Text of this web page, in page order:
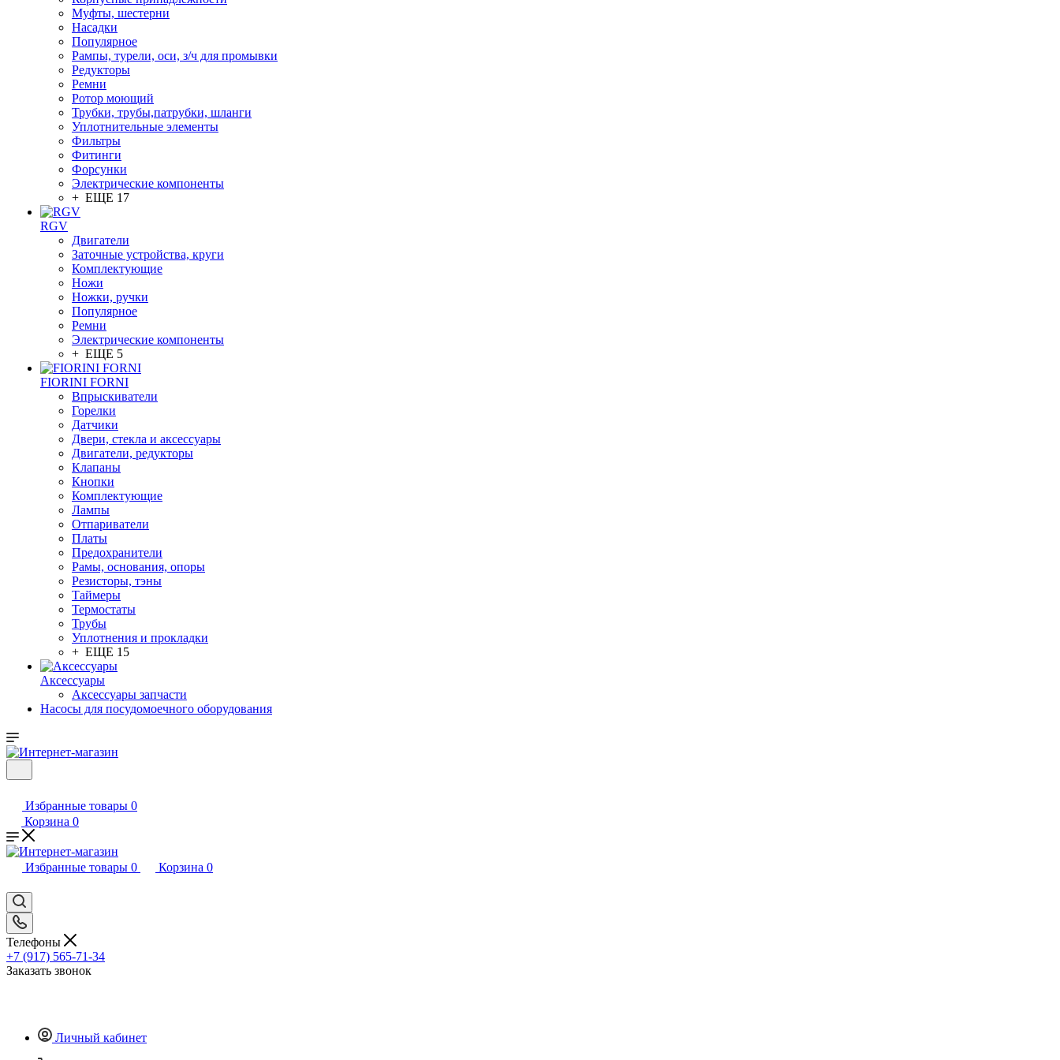
Муфты, шестерни
Насадки
Популярное
Рампы, турели, оси, з/ч для промывки
Редукторы
Ремни
Ротор моющий
Трубки, трубы,патрубки, шланги
Уплотнительные элементы
Фильтры
Фитинги
Форсунки
Электрические компоненты
+ ЕЩЕ 17
RGV
Двигатели
Заточные устройства, круги
Комплектующие
Ножи
Ножки, ручки
Популярное
Ремни
Электрические компоненты
+ ЕЩЕ 5
FIORINI FORNI
Впрыскиватели
Горелки
Датчики
Двери, стекла и аксессуары
Двигатели, редукторы
Клапаны
Кнопки
Комплектующие
Лампы
Отпариватели
Платы
Предохранители
Рамы, основания, опоры
Резисторы, тэны
Таймеры
Термостаты
Трубы
Уплотнения и прокладки
+ ЕЩЕ 15
Аксессуары
Аксессуары запчасти
Насосы для посудомоечного оборудования
Избранные товары 0
Корзина 0
Избранные товары 0 Корзина 0
Телефоны
+7 (917) 565-71-34
Заказать звонок
Личный кабинет